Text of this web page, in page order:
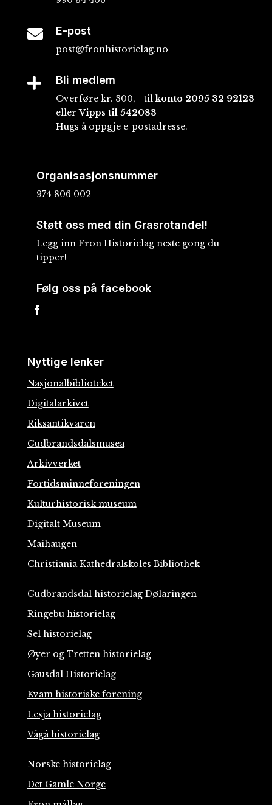
 E-post
post@fronhistorielag.no
 Bli medlem
Overføre kr. 300,– tilkonto 2095 32 92123
ellerVipps til 542083
Hugs å oppgje e-postadresse.
Organisasjonsnummer
974 806 002
Støtt oss med din Grasrotandel!
Legg inn Fron Historielag neste gong du
tipper!
Følg oss på facebook
Nyttige lenker
Nasjonalbiblioteket
Digitalarkivet
Riksantikvaren
Gudbrandsdalsmusea
Arkivverket
Fortidsminneforeningen
Kulturhistorisk museum
Digitalt Museum
Maihaugen
Christiania Kathedralskoles Bibliothek
Gudbrandsdal historielag Dølaringen
Ringebu historielag
Sel historielag
Øyer og Tretten historielag
Gausdal Historielag
Kvam historiske forening
Lesja historielag
Vågå historielag
Norske historielag
Det Gamle Norge